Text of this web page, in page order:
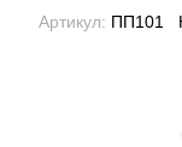
Артикул: ПП101